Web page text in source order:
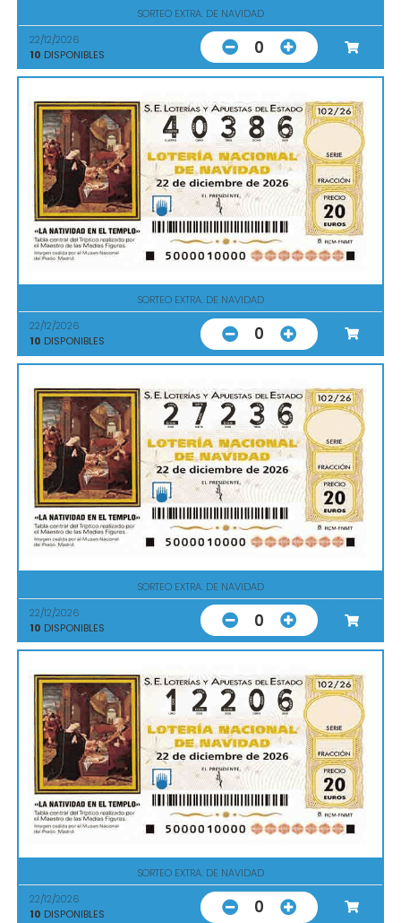
SORTEO EXTRA. DE NAVIDAD
22/12/2026
10 DISPONIBLES 0
SORTEO EXTRA. DE NAVIDAD
22/12/2026
10 DISPONIBLES 0
SORTEO EXTRA. DE NAVIDAD
22/12/2026
10 DISPONIBLES 0
SORTEO EXTRA. DE NAVIDAD
22/12/2026
10 DISPONIBLES 0